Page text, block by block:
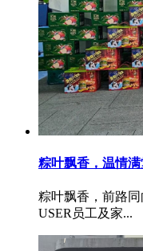
粽叶飘香，温情
粽叶飘香，前路
USER员工及家...